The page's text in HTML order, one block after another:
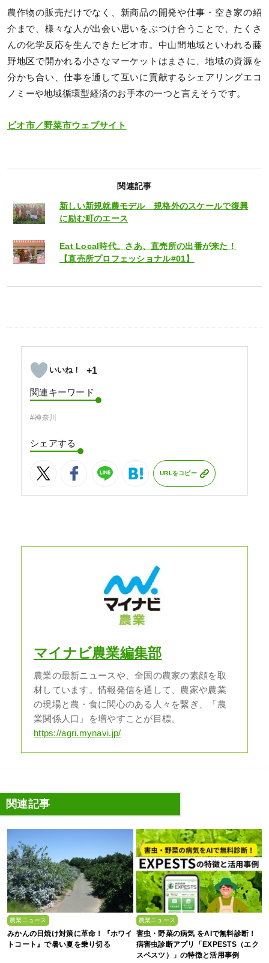
農作物の販売だけでなく、新商品の開発や仕事・空き家の紹
介まで、様々な人が出会い思いをぶつけ合うことで、たくさ
んの化学反応を生んできたビオ市。中山間地域といわれる藤
野地区で開かれる小さなマーケットはまさに、地域の資源を
分かち合い、仕事を通して互いに貢献するシェアリングエコ
ノミーや地域循環型経済のお手本の一つと言えそうです。
ビオ市／野菜市ウェブサイト
関連記事
新しい新規就農モデル 規格外のスケールで復興
に励む町のエース
Eat Local時代。さあ、直売所の出番が来た！
【直売所プロフェッショナル#01】
+1
関連キーワード
#神奈川
シェアする
URLをコピー
マイナビ農業編集部
農業の最新ニュースや、全国の農家の素顔を取
材しています。情報発信を通して、農家や農業
の現場と農・食に関心のある人々を繋ぎ、「農
業関係人口」を増やすことが目標。
https://agri.mynavi.jp/
関連記事
農業ニュース
みかんの日焼け対策に革命！『ホワイ
トコート』で暑い夏を乗り切る
農業ニュース
害虫・野菜の病気 をAIで無料診断！
病害虫診断アプリ「EXPESTS（エク
スペスツ）」の特徴と活用事例